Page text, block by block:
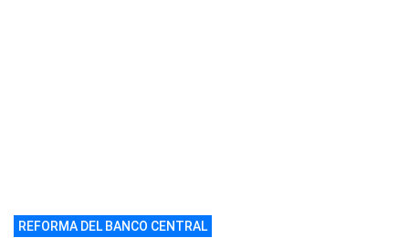
REFORMA DEL BANCO CENTRAL